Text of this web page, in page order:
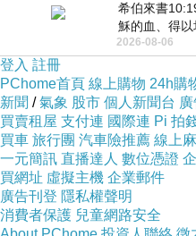
希伯來書
穌的血、得
我們開了一條
2026-08-06
登入 註冊
PChome首頁 線上購物 24h購
新聞 /氣象 股市 個人新聞台
買賣租屋 支付連 國際連 Pi 拍
買車 旅行團 汽車險推薦 線上
一元簡訊 直播達人 數位憑證
買網址 虛擬主機 企業郵件
廣告刊登 隱私權聲明
消費者保護 兒童網路安全